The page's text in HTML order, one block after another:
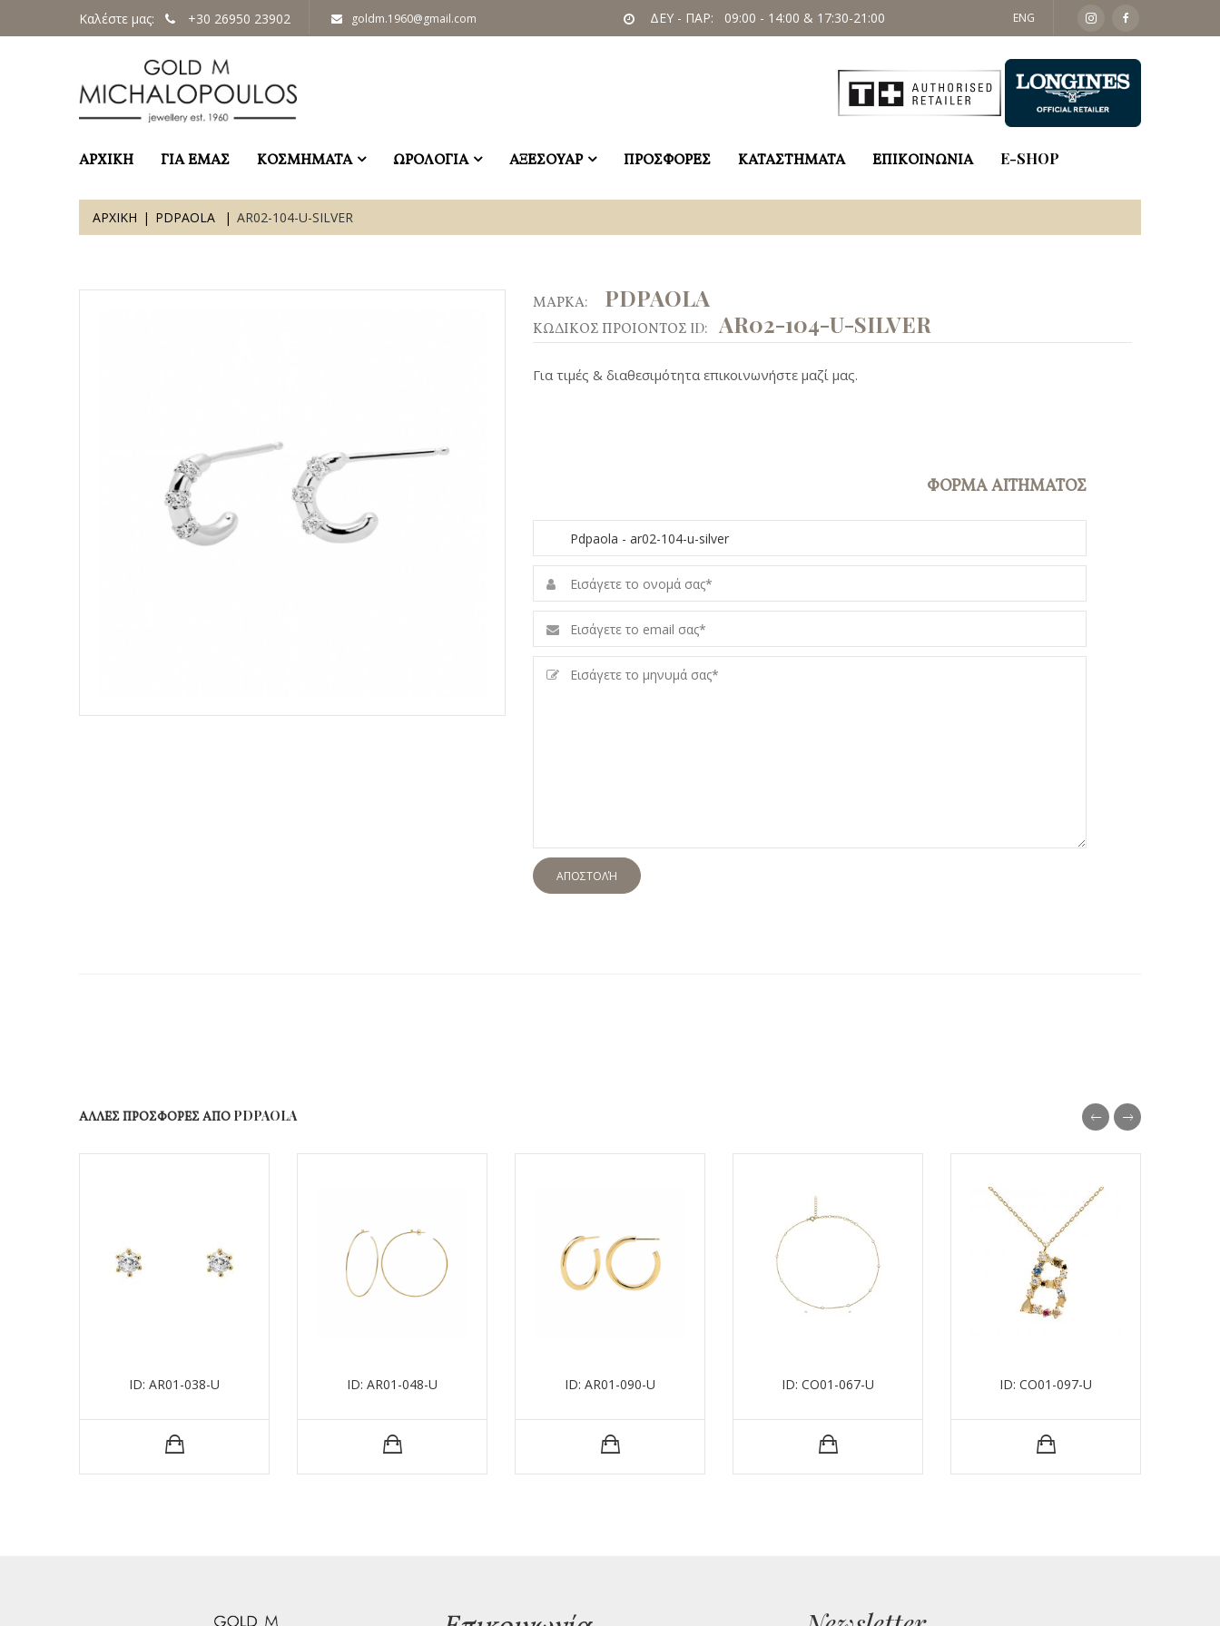
Καλέστε μας: +30 26950 23902 goldm.1960@gmail.com ΔΕΥ - ΠΑΡ: 09:00 - 14:00 & 17:30-21:00 ΣΑΒ: 09:30 - 14:00
ENG
ΑΡΧΙΚΗ ΓΙΑ ΕΜΑΣ ΚΟΣΜΗΜΑΤΑ ΩΡΟΛΟΓΙΑ ΑΞΕΣΟΥΑΡ ΠΡΟΣΦΟΡΕΣ ΚΑΤΑΣΤΗΜΑΤΑ ΕΠΙΚΟΙΝΩΝΙΑ E-SHOP
ΑΡΧΙΚΗ PDPAOLA AR02-104-U-SILVER
ΜΑΡΚΑ: PDPAOLA
ΚΩΔΙΚΟΣ ΠΡΟΙΟΝΤΟΣ ID: AR02-104-U-SILVER
Για τιμές & διαθεσιμότητα επικοινωνήστε μαζί μας.
ΦΟΡΜΑ ΑΙΤΗΜΑΤΟΣ
ΑΠΟΣΤΟΛΉ
ΑΛΛΕΣ ΠΡΟΣΦΟΡΕΣ ΑΠΟ PDPAOLA
ID: AR01-038-U ID: AR01-048-U ID: AR01-090-U ID: CO01-067-U ID: CO01-097-U